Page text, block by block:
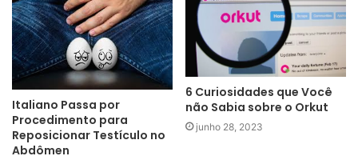
Italiano Passa por
Procedimento para
Reposicionar Testículo no
Abdômen
6 Curiosidades que Você
não Sabia sobre o Orkut
junho 28, 2023